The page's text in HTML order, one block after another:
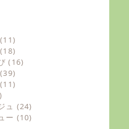
(11)
(18)
(16)
(39)
(11)
ュ (24)
ー (10)